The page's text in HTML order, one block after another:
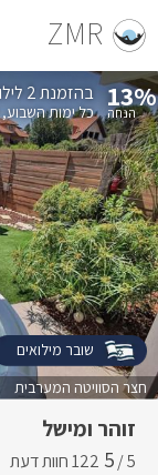
ZMR
זוהר ומישל
5 /
5
חצר הסוויטה המערבית
13% בהזמנת 2 לילות
כל ימות השבוע
שובר מילואים